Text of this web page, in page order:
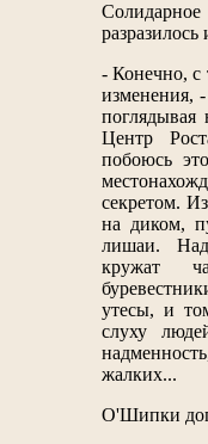
- Конечно, с
изменения,
поглядывая
Центр
побоюсь
секретом.
на диком,
лишаи.
кружат
утесы, и
слуху
жалких...
О'Шипки